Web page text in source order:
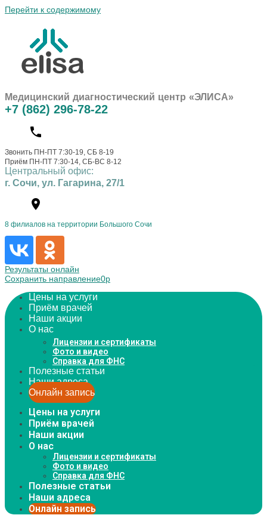
Перейти к содержимому
Медицинский диагностический центр «ЭЛИСА»
+7 (862) 296-78-22
Звонить ПН-ПТ 7:30-19, СБ 8-19
Приём ПН-ПТ 7:30-14, СБ-ВС 8-12
Центральный офис:
г. Сочи, ул. Гагарина, 27/1
8 филиалов на территории Большого Сочи
Результаты онлайн
Coxpaнить направление0р
Цены на услуги
Приём врачей
Наши акции
О нас
Лицензии и сертификаты
Фото и видео
Справка для ФНС
Полезные статьи
Наши адреса
Онлайн запись
Цены на услуги
Приём врачей
Наши акции
О нас
Лицензии и сертификаты
Фото и видео
Справка для ФНС
Полезные статьи
Наши адреса
Онлайн запись